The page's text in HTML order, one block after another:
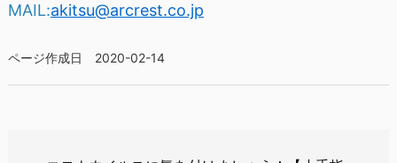
MAIL:akitsu@arcrest.co.jp
ページ作成日 2020-02-14